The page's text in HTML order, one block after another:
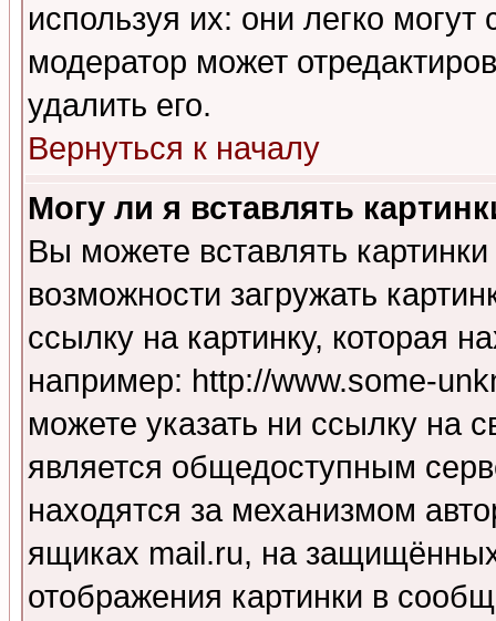
используя их: они легко
модератор может
удалить его.
Вернуться к началу
Могу ли я вставлять
Вы можете вставлять
возможности загружать
ссылку на картинку, которая
например: http://www.some-
можете указать ни ссылку на
является общедоступным
находятся за механизмом
ящиках mail.ru, на
отображения картинки в